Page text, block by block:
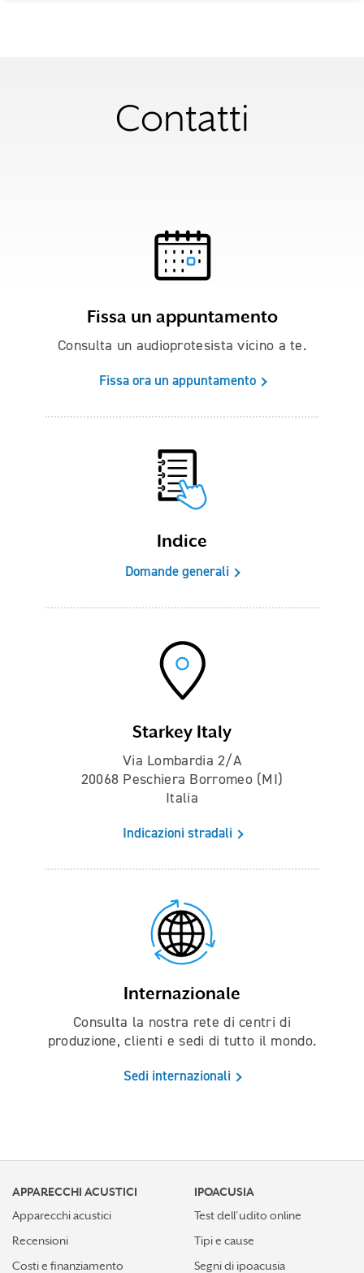
Contatti
Fissa un appuntamento
Consulta un audioprotesista vicino a te.
Fissa ora un appuntamento
Indice
Domande generali
Starkey Italy
Via Lombardia 2/A
20068 Peschiera Borromeo (MI)
Italia
Indicazioni stradali
Internazionale
Consulta la nostra rete di centri di
produzione, clienti e sedi di tutto il mondo.
Sedi internazionali
APPARECCHI ACUSTICI
Apparecchi acustici
Recensioni
Costi e finanziamento
IPOACUSIA
Test dell’udito online
Tipi e cause
Segni di ipoacusia